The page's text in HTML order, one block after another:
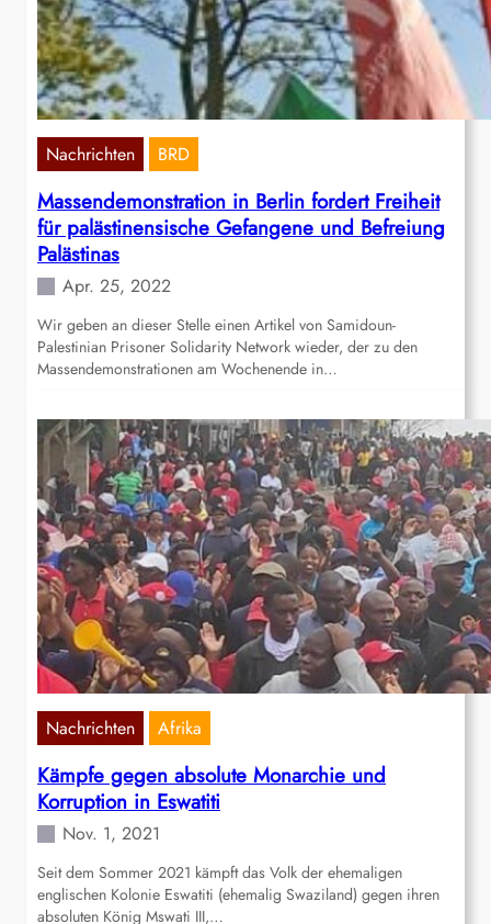
Nachrichten BRD
Massendemonstration in Berlin fordert Freiheit
für palästinensische Gefangene und Befreiung
Palästinas
Apr. 25, 2022
Wir geben an dieser Stelle einen Artikel von Samidoun-
Palestinian Prisoner Solidarity Network wieder, der zu den
Massendemonstrationen am Wochenende in…
Nachrichten Afrika
Kämpfe gegen absolute Monarchie und
Korruption in Eswatiti
Nov. 1, 2021
Seit dem Sommer 2021 kämpft das Volk der ehemaligen
englischen Kolonie Eswatiti (ehemalig Swaziland) gegen ihren
absoluten König Mswati III,…